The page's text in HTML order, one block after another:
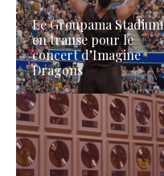
Le Groupama Stadium
en transe pour le
concert d’Imagine
Dragons